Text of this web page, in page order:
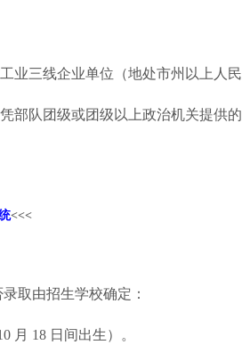
业三线企业单位（地处市州以上人民
部队团级或团级以上政治机关提供的
<<<
取由招生学校确定：
月 18 日间出生）。